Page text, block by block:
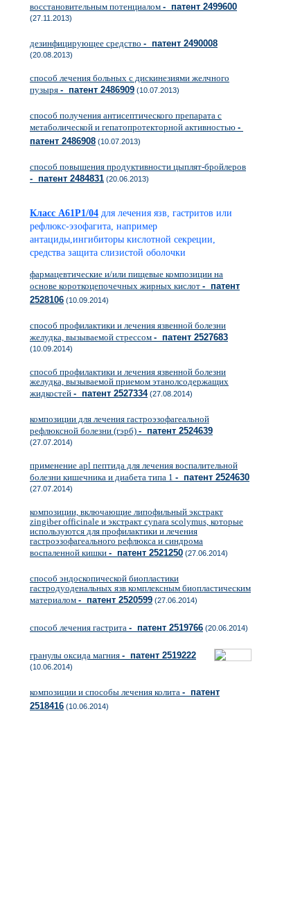
восстановительным потенциалом - патент 2499600
(27.11.2013)
дезинфицирующее средство - патент 2490008
(20.08.2013)
способ лечения больных с дискинезиями желчного
пузыря - патент 2486909 (10.07.2013)
способ получения антисептического препарата с
метаболической и гепатопротекторной активностью -
патент 2486908 (10.07.2013)
способ повышения продуктивности цыплят-бройлеров
- патент 2484831 (20.06.2013)
Класс A61P1/04 для лечения язв, гастритов или
рефлюкс-эзофагита, например
антациды,ингибиторы кислотной секреции,
средства защита слизистой оболочки
фармацевтические и/или пищевые композиции на
основе короткоцепочечных жирных кислот - патент
2528106 (10.09.2014)
способ профилактики и лечения язвенной болезни
желудка, вызываемой стрессом - патент 2527683
(10.09.2014)
способ профилактики и лечения язвенной болезни
желудка, вызываемой приемом этанолсодержащих
жидкостей - патент 2527334(27.08.2014)
композиции для лечения гастроэзофагеальной
рефлюксной болезни (гэрб) - патент 2524639
(27.07.2014)
применение apl пептида для лечения воспалительной
болезни кишечника и диабета типа 1 - патент 2524630
(27.07.2014)
композиции, включающие липофильный экстракт
zingiber officinale и экстракт cynara scolymus, которые
используются для профилактики и лечения
гастроэзофагеального рефлюкса и синдрома
воспаленной кишки - патент 2521250 (27.06.2014)
способ эндоскопической биопластики
гастродуоденальных язв комплексным биопластическим
материалом - патент 2520599 (27.06.2014)
способ лечения гастрита - патент 2519766 (20.06.2014)
гранулы оксида магния - патент 2519222
(10.06.2014)
композиции и способы лечения колита - патент
2518416 (10.06.2014)